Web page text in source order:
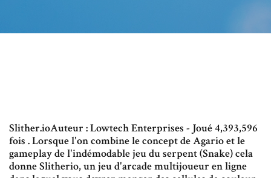
Slither.ioAuteur : Lowtech Enterprises - Joué 4,393,596
fois . Lorsque l'on combine le concept de Agario et le
gameplay de l'indémodable jeu du serpent (Snake) cela
donne Slitherio, un jeu d'arcade multijoueur en ligne